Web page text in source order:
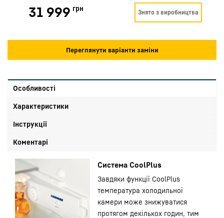
31 999 грн Знято з виробництва
Переглянути варіанти заміни
Особливості
Характеристики
Інструкції
Коментарі
Система CoolPlus
Завдяки функції CoolPlus
температура холодильної
камери може знижуватися
протягом декількох годин, тим